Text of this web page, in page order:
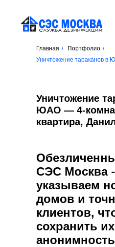
Главная / Портфолио /
Уничтожение тараканов в
Уничтожение
ЮАО — 4-
квартира,
СЭС Москва
указываем
домов и
клиентов,
сохранить их